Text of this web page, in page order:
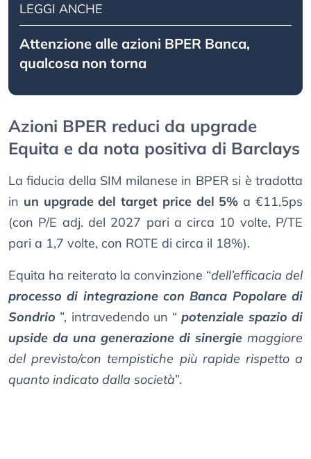
LEGGI ANCHE
Attenzione alle azioni BPER Banca,
qualcosa non torna
Azioni BPER reduci da upgrade
Equita e da nota positiva di Barclays
La fiducia della SIM milanese in BPER si è tradotta
in un upgrade del target price del 5% a €11,5ps
(con P/E adj. del 2027 pari a circa 10 volte, P/TE
pari a 1,7 volte, con ROTE di circa il 18%).
Equita ha reiterato la convinzione “dell’efficacia del
processo di integrazione con Banca Popolare di
Sondrio ”, intravedendo un “ potenziale spazio di
upside da una generazione di sinergie maggiore
del previsto/con tempistiche più rapide rispetto a
quanto indicato dalla società”.